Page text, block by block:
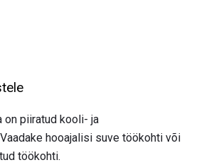
on piiratud kooli- ja
hooajalisi suve töökohti või
töökohti.